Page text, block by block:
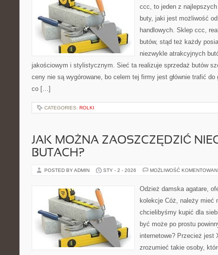
ccc, to jeden z
buty, jaki jest możliwość
handlowych. Sklep ccc,
butów, stąd też każdy
niezwykle atrakcyjnych
jakościowym i stylistycznym. Sieć ta realizuje sprzedaż butów
ceny nie są wygórowane, bo celem tej firmy jest głównie trafić
co […]
CATEGORIES: ROLKI
JAK MOŻNA ZAOSZCZĘDZIĆ
BUTACH?
POSTED BY ADMIN STY - 2 - 2026 MOŻLIWOŚĆ
Odzież damska agatare,
kolekcje Cóż, należy mieć
chcielibyśmy kupić dla
być może po prostu
internetowe? Przecież jest
zrozumieć takie osoby,